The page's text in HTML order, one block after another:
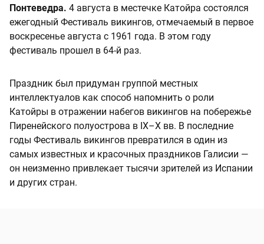
Понтеведра. 4 августа в местечке Катойра состоялся
ежегодный Фестиваль викингов, отмечаемый в первое
воскресенье августа с 1961 года. В этом году
фестиваль прошел в 64-й раз.
Праздник был придуман группой местных
интеллектуалов как способ напомнить о роли
Катойры в отражении набегов викингов на побережье
Пиренейского полуострова в IX–X вв. В последние
годы Фестиваль викингов превратился в один из
самых известных и красочных праздников Галисии —
он неизменно привлекает тысячи зрителей из Испании
и других стран.